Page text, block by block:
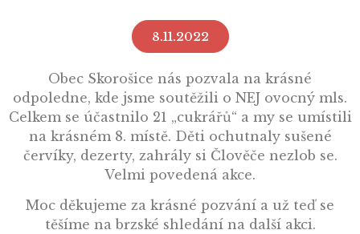
8.11.2022
Obec Skorošice nás pozvala na krásné
odpoledne, kde jsme soutěžili o NEJ ovocný mls.
Celkem se účastnilo 21 „cukrářů“ a my se umístili
na krásném 8. místě. Děti ochutnaly sušené
červíky, dezerty, zahrály si Člověče nezlob se.
Velmi povedená akce.
Moc děkujeme za krásné pozvání a už teď se
těšíme na brzské shledání na další akci.